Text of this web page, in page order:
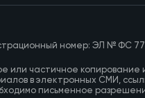
номер: ЭЛ № ФС
или частичное копирование
в электронных СМИ,
письменное